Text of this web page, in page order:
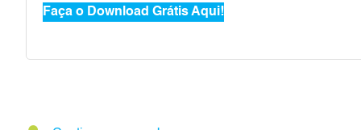
Faça o Download Grátis Aqui!